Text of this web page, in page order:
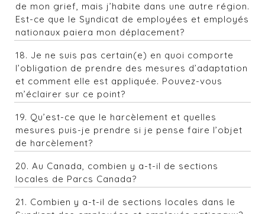
de mon grief, mais j’habite dans une autre région.
Est-ce que le Syndicat de employées et employés
nationaux paiera mon déplacement?
18. Je ne suis pas certain(e) en quoi comporte
l’obligation de prendre des mesures d’adaptation
et comment elle est appliquée. Pouvez-vous
m’éclairer sur ce point?
19. Qu’est-ce que le harcèlement et quelles
mesures puis-je prendre si je pense faire l’objet
de harcèlement?
20. Au Canada, combien y a-t-il de sections
locales de Parcs Canada?
21. Combien y a-t-il de sections locales dans le